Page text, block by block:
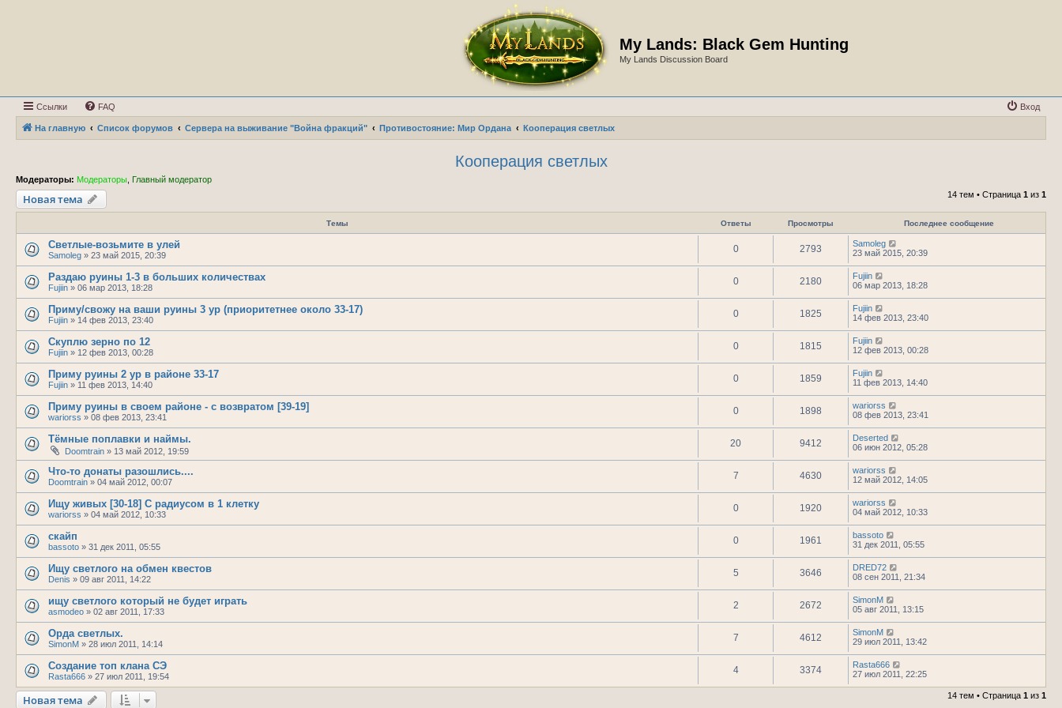
My Lands: Black Gem Hunting
My Lands Discussion Board
Ссылки FAQ Вход
На главную Список форумов Сервера на выживание "Война фракций" Противостояние: Мир Ордана Кооперация светлых
Кооперация светлых
Модераторы: Модераторы Главный модератор
Новая тема 14 тем • Страница 1 из 1
Темы Ответы Просмотры Последнее сообщение
Светлые-возьмите в улей
Samoleg » 23 май 2015, 20:39
0 2793
Samoleg
23 май 2015, 20:39
Раздаю руины 1-3 в больших количествах
Fujiin » 06 мар 2013, 18:28
0 2180
Fujiin
06 мар 2013, 18:28
Приму/свожу на ваши руины 3 ур (приоритетнее около 33-17)
Fujiin » 14 фев 2013, 23:40
0 1825
Fujiin
14 фев 2013, 23:40
Скуплю зерно по 12
Fujiin » 12 фев 2013, 00:28
0 1815
Fujiin
12 фев 2013, 00:28
Приму руины 2 ур в районе 33-17
Fujiin » 11 фев 2013, 14:40
0 1859
Fujiin
11 фев 2013, 14:40
Приму руины в своем районе - с возвратом [39-19]
wariorss » 08 фев 2013, 23:41
0 1898
wariorss
08 фев 2013, 23:41
Тёмные поплавки и наймы.
Doomtrain » 13 май 2012, 19:59
20 9412
Deserted
06 июн 2012, 05:28
Что-то донаты разошлись....
Doomtrain » 04 май 2012, 00:07
7 4630
wariorss
12 май 2012, 14:05
Ищу живых [30-18] С радиусом в 1 клетку
wariorss » 04 май 2012, 10:33
0 1920
wariorss
04 май 2012, 10:33
скайп
bassoto » 31 дек 2011, 05:55
0 1961
bassoto
31 дек 2011, 05:55
Ищу светлого на обмен квестов
Denis » 09 авг 2011, 14:22
5 3646
DRED72
08 сен 2011, 21:34
ищу светлого который не будет играть
asmodeo » 02 авг 2011, 17:33
2 2672
SimonM
05 авг 2011, 13:15
Орда светлых.
SimonM » 28 июл 2011, 14:14
7 4612
SimonM
29 июл 2011, 13:42
Создание топ клана СЭ
Rasta666 » 27 июл 2011, 19:54
4 3374
Rasta666
27 июл 2011, 22:25
Новая тема 14 тем • Страница 1 из 1